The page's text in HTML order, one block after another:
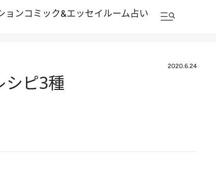
ョンコミック&エッセイルーム占い
2020.6.24
シピ3種